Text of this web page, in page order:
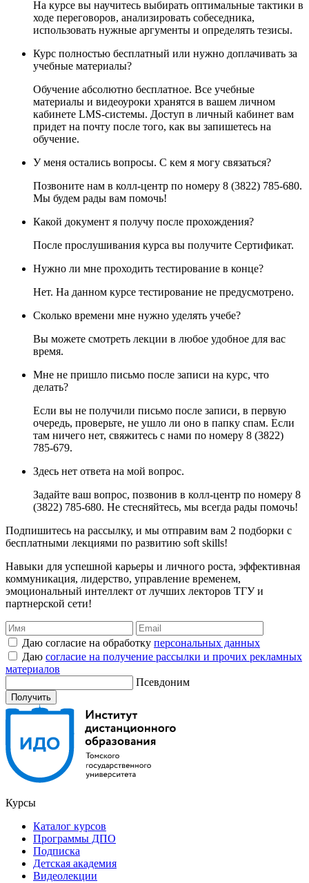
На курсе вы научитесь выбирать оптимальные тактики в
ходе переговоров, анализировать собеседника,
использовать нужные аргументы и определять тезисы.
Курс полностью бесплатный или нужно доплачивать за
учебные материалы?
Обучение абсолютно бесплатное. Все учебные
материалы и видеоуроки хранятся в вашем личном
кабинете LMS-системы. Доступ в личный кабинет вам
придет на почту после того, как вы запишетесь на
обучение.
У меня остались вопросы. С кем я могу связаться?
Позвоните нам в колл-центр по номеру 8 (3822) 785-680.
Мы будем рады вам помочь!
Какой документ я получу после прохождения?
После прослушивания курса вы получите Сертификат.
Нужно ли мне проходить тестирование в конце?
Нет. На данном курсе тестирование не предусмотрено.
Сколько времени мне нужно уделять учебе?
Вы можете смотреть лекции в любое удобное для вас
время.
Мне не пришло письмо после записи на курс, что
делать?
Если вы не получили письмо после записи, в первую
очередь, проверьте, не ушло ли оно в папку спам. Если
там ничего нет, свяжитесь с нами по номеру 8 (3822)
785-679.
Здесь нет ответа на мой вопрос.
Задайте ваш вопрос, позвонив в колл-центр по номеру 8
(3822) 785-680. Не стесняйтесь, мы всегда рады помочь!
Подпишитесь на рассылку, и мы отправим вам 2 подборки с
бесплатными лекциями по развитию soft skills!
Навыки для успешной карьеры и личного роста, эффективная
коммуникация, лидерство, управление временем,
эмоциональный интеллект от лучших лекторов ТГУ и
партнерской сети!
Даю согласие на обработку персональных данных
Даю согласие на получение рассылки и прочих рекламных
материалов
Псевдоним
Курсы
Каталог курсов
Программы ДПО
Подписка
Детская академия
Видеолекции